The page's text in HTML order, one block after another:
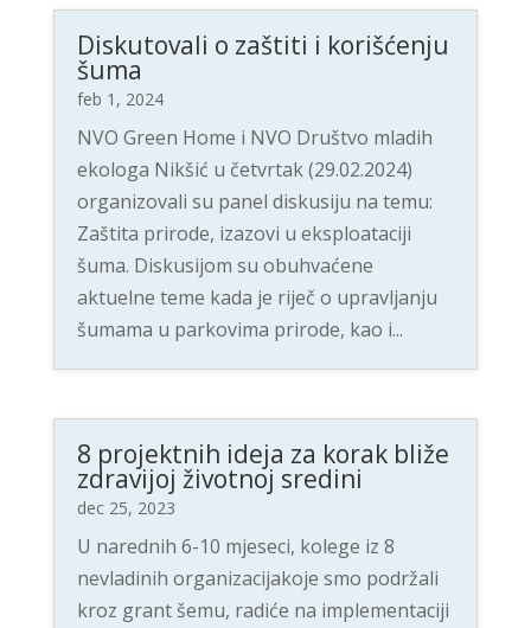
Diskutovali o zaštiti i korišćenju
šuma
feb 1, 2024
NVO Green Home i NVO Društvo mladih
ekologa Nikšić u četvrtak (29.02.2024)
organizovali su panel diskusiju na temu:
Zaštita prirode, izazovi u eksploataciji
šuma. Diskusijom su obuhvaćene
aktuelne teme kada je riječ o upravljanju
šumama u parkovima prirode, kao i...
8 projektnih ideja za korak bliže
zdravijoj životnoj sredini
dec 25, 2023
U narednih 6-10 mjeseci, kolege iz 8
nevladinih organizacijakoje smo podržali
kroz grant šemu, radiće na implementaciji